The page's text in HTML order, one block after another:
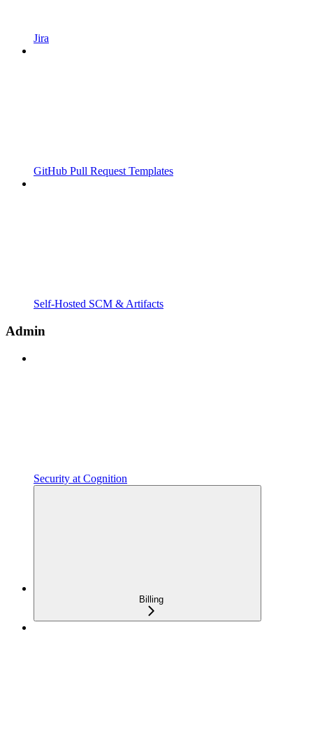
Jira
GitHub Pull Request Templates
Self-Hosted SCM & Artifacts
Admin
Security at Cognition
Billing